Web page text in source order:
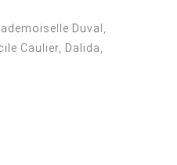
Duval,
Caulier, Dalida,